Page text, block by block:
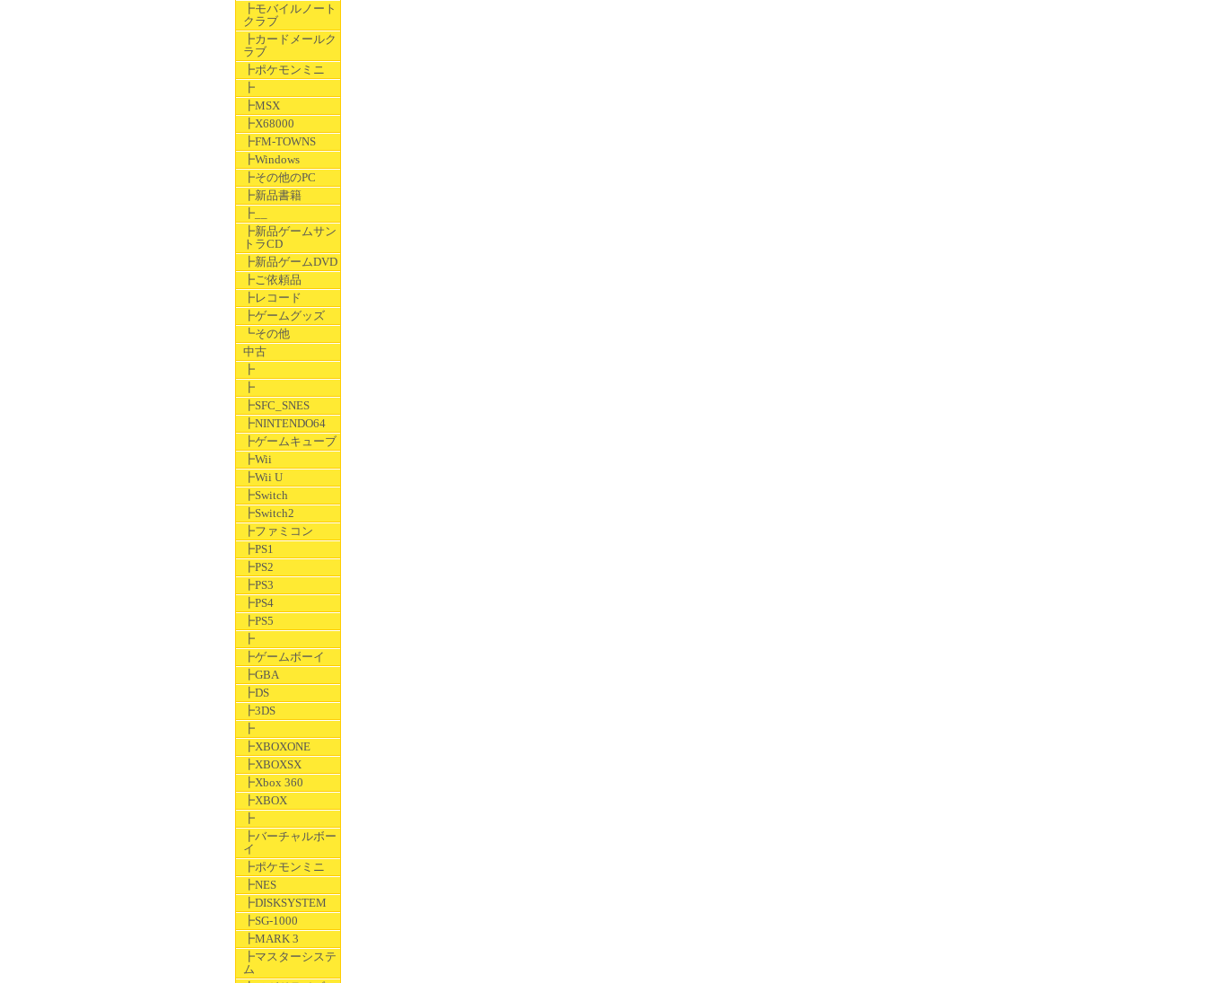
┣モバイルノート
クラブ
┣カードメールク
ラブ
┣ポケモンミニ
┣
┣MSX
┣X68000
┣FM-TOWNS
┣Windows
┣その他のPC
┣新品書籍
┣__
┣新品ゲームサン
トラCD
┣新品ゲームDVD
┣ご依頼品
┣レコード
┣ゲームグッズ
┗その他
中古
┣
┣
┣SFC_SNES
┣NINTENDO64
┣ゲームキューブ
┣Wii
┣Wii U
┣Switch
┣Switch2
┣ファミコン
┣PS1
┣PS2
┣PS3
┣PS4
┣PS5
┣
┣ゲームボーイ
┣GBA
┣DS
┣3DS
┣
┣XBOXONE
┣XBOXSX
┣Xbox 360
┣XBOX
┣
┣バーチャルボー
イ
┣ポケモンミニ
┣NES
┣DISKSYSTEM
┣SG-1000
┣MARK 3
┣マスターシステ
ム